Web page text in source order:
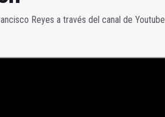
Reyes a través del canal de Youtube